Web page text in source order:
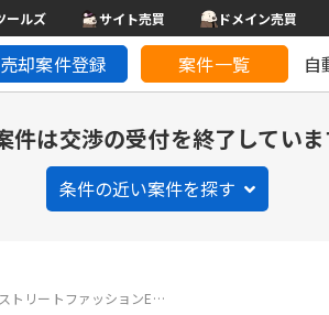
ールズ サイト売買 ドメイン売買
売却案件登録 案件一覧 自
件は交渉の受付を終了していま
条件の近い案件を探す
トリートファッションE…